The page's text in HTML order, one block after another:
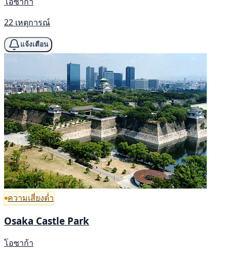
22 เหตุการณ์
แจ้งเตือน
ความเสี่ยงต่ำ
Osaka Castle Park
โอซาก้า